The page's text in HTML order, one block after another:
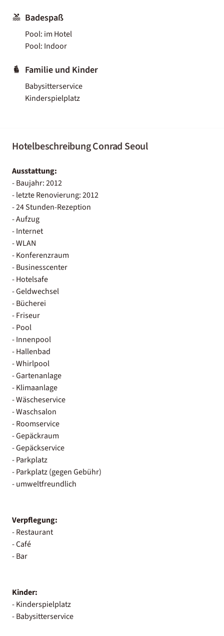
Badespaß
Pool: im Hotel
Pool: Indoor
Familie und Kinder
Babysitterservice
Kinderspielplatz
Hotelbeschreibung Conrad Seoul
Ausstattung:
- Baujahr: 2012
- letzte Renovierung: 2012
- 24 Stunden-Rezeption
- Aufzug
- Internet
- WLAN
- Konferenzraum
- Businesscenter
- Hotelsafe
- Geldwechsel
- Bücherei
- Friseur
- Pool
- Innenpool
- Hallenbad
- Whirlpool
- Gartenanlage
- Klimaanlage
- Wäscheservice
- Waschsalon
- Roomservice
- Gepäckraum
- Gepäckservice
- Parkplatz
- Parkplatz (gegen Gebühr)
- umweltfreundlich
Verpflegung:
- Restaurant
- Café
- Bar
Kinder:
- Kinderspielplatz
- Babysitterservice